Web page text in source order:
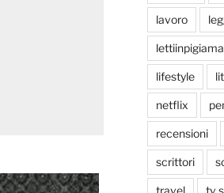
lavoro
lettiinpigiama
lifestyle
netflix
recensioni
scrittori